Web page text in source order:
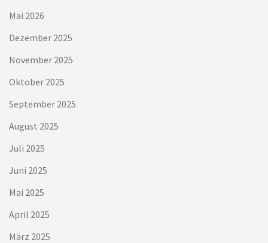
Mai 2026
Dezember 2025
November 2025
Oktober 2025
September 2025
August 2025
Juli 2025
Juni 2025
Mai 2025
April 2025
März 2025